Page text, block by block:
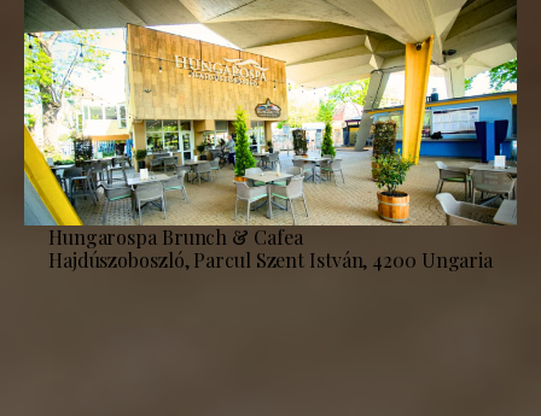
Hungarospa Brunch & Cafea
Hajdúszoboszló, Parcul Szent István, 4200 Ungaria